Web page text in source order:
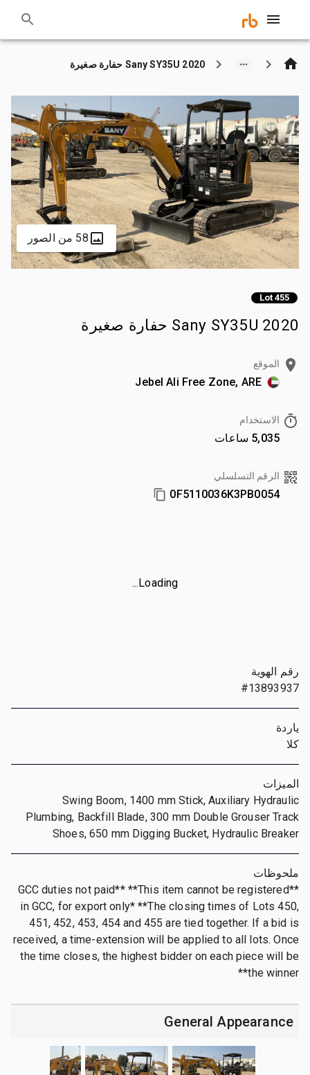
2020 Sany SY35U حفارة صغيرة
58 من الصور
Lot 455
2020 Sany SY35U حفارة صغيرة
الموقع
Jebel Ali Free Zone, ARE
الاستخدام
5,035 ساعات
الرقم التسلسلي
0F5110036K3PB0054
Loading...
رقم الهوية
#13893937
ياردة
كلا
الميزات
Swing Boom, 1400 mm Stick, Auxiliary Hydraulic
Plumbing, Backfill Blade, 300 mm Double Grouser Track
Shoes, 650 mm Digging Bucket, Hydraulic Breaker
ملحوظات
**GCC duties not paid** **This item cannot be registered
in GCC, for export only* **The closing times of Lots 450,
451, 452, 453, 454 and 455 are tied together. If a bid is
received, a time-extension will be applied to all lots. Once
the time closes, the highest bidder on each piece will be
the winner**
General Appearance